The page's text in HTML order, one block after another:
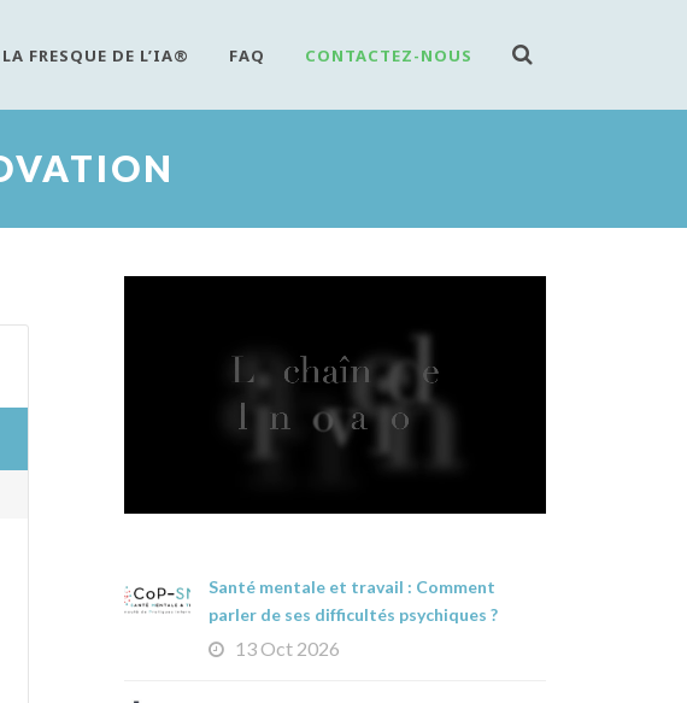
LA FRESQUE DE L’IA® FAQ CONTACTEZ-NOUS
Santé mentale et travail : Comment
parler de ses difficultés psychiques ?
13 Oct 2026